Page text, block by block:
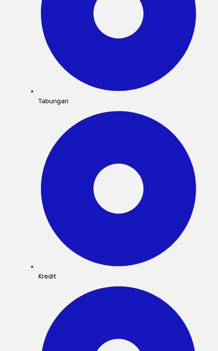
Tabungan
Kredit